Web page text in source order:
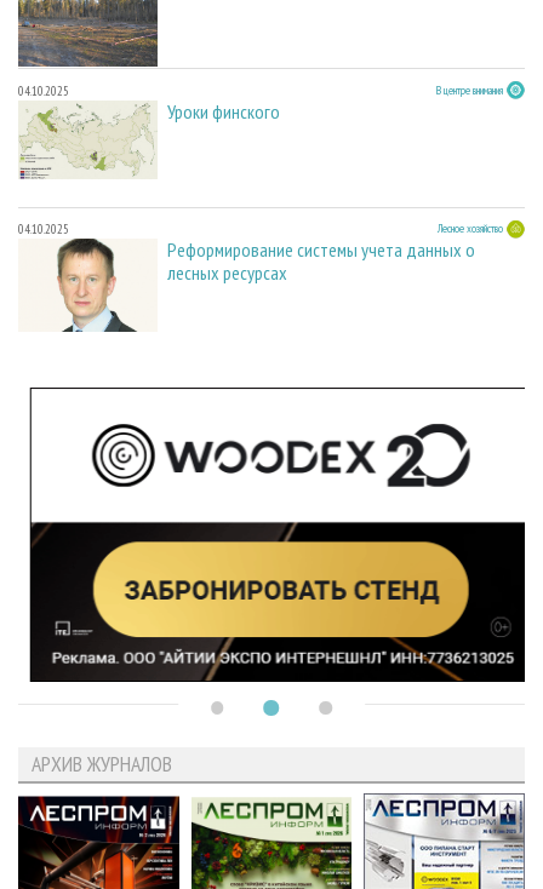
04.10.2025 В центре внимания
Уроки финского
04.10.2025 Лесное хозяйство
Реформирование системы учета данных о
лесных ресурсах
АРХИВ ЖУРНАЛОВ